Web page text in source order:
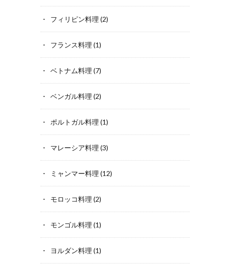
フィリピン料理 (2)
フランス料理 (1)
ベトナム料理 (7)
ベンガル料理 (2)
ポルトガル料理 (1)
マレーシア料理 (3)
ミャンマー料理 (12)
モロッコ料理 (2)
モンゴル料理 (1)
ヨルダン料理 (1)